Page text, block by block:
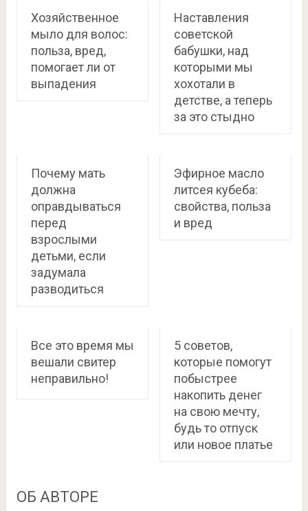
Хозяйственное
мыло для волос:
польза, вред,
помогает ли от
выпадения
Наставления
советской
бабушки, над
которыми мы
хохотали в
детстве, а теперь
за это стыдно
Почему мать
должна
оправдываться
перед
взрослыми
детьми, если
задумала
разводиться
Эфирное масло
литсея кубеба:
свойства, польза
и вред
Все это время мы
вешали свитер
неправильно!
5 советов,
которые помогут
побыстрее
накопить денег
на свою мечту,
будь то отпуск
или новое платье
ОБ АВТОРЕ